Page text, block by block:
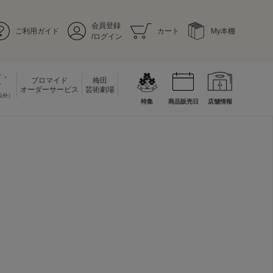
ご利用ガイド
会員登録
/ログイン
カート My本棚
）
ブロマイド
オーダーサービス
梅田
芸術劇場
特集 商品販売日 店舗情報